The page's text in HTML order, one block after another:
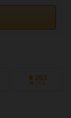
263
持ってる